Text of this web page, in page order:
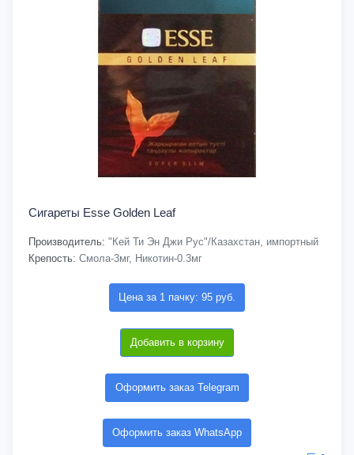
Сигареты Esse Golden Leaf
Производитель: "Кей Ти Эн Джи Рус"/Казахстан, импортный
Крепость: Смола-3мг, Никотин-0.3мг
Цена за 1 пачку: 95 руб.
Добавить в корзину
Оформить заказ Telegram
Оформить заказ WhatsApp